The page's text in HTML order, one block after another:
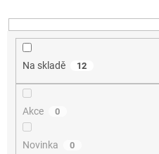
u
Na skladě 12
Akce 0
Novinka 0